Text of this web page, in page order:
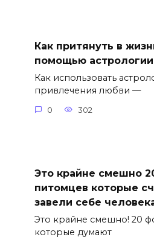
Как притянуть в
помощью астрологии
Как использовать
привлечения любви —
0 302
Это крайне смешно
питомцев которые
завели себе
Это крайне смешно! 20
которые думают